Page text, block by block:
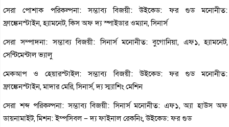
সেরা পোশাক পরিকল্পনা: সম্ভাব্য বিজয়ী: উইকেড: ফর গুড মনোনীত:
ফ্রাঙ্কেনস্টাইন, হ্যামনেট, কিস অফ দ্য স্পাইডার ওম্যান, সিনার্স
সেরা সম্পাদনা: সম্ভাব্য বিজয়ী: সিনার্স মনোনীত: বুগোনিয়া, এফ১, হ্যামনেট,
সেন্টিমেন্টাল ভ্যালু
মেকআপ ও হেয়ারস্টাইল: সম্ভাব্য বিজয়ী: উইকেড: ফর গুড মনোনীত:
ফ্রাঙ্কেনস্টাইন, মাদার মেরি, সিনার্স, দ্য স্ম্যাশিং মেশিন
সেরা শব্দ পরিকল্পনা: সম্ভাব্য বিজয়ী: সিনার্স মনোনীত: এফ১, অ্যা হাউস অফ
ডায়নামাইট, মিশন: ইম্পসিবল – দ্য ফাইনাল রেকনিং, উইকেড: ফর গুড